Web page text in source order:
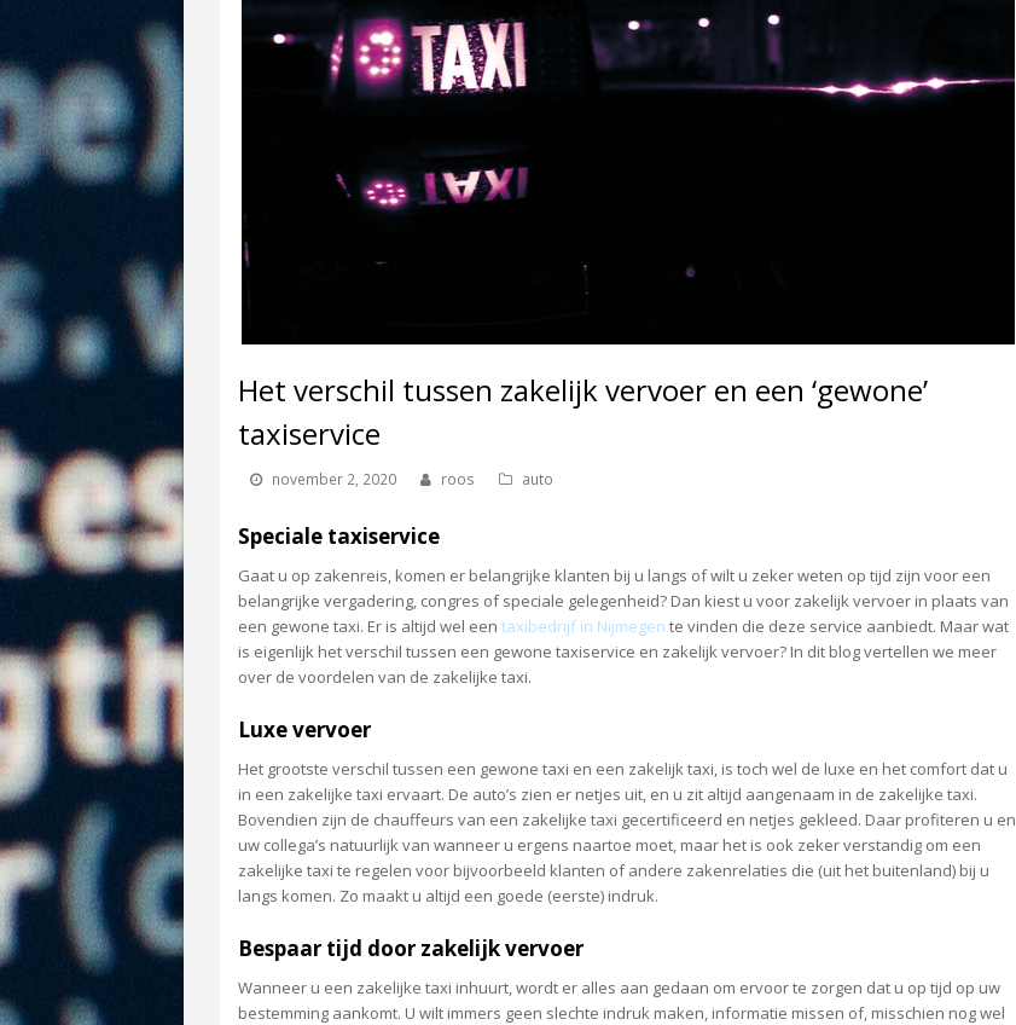
Het verschil tussen zakelijk vervoer en een ‘gewone’
taxiservice
november 2, 2020 roos auto
Speciale taxiservice
Gaat u op zakenreis, komen er belangrijke klanten bij u langs of wilt u zeker weten op tijd zijn voor een
belangrijke vergadering, congres of speciale gelegenheid? Dan kiest u voor zakelijk vervoer in plaats van
een gewone taxi. Er is altijd wel een taxibedrijf in Nijmegen te vinden die deze service aanbiedt. Maar wat
is eigenlijk het verschil tussen een gewone taxiservice en zakelijk vervoer? In dit blog vertellen we meer
over de voordelen van de zakelijke taxi.
Luxe vervoer
Het grootste verschil tussen een gewone taxi en een zakelijk taxi, is toch wel de luxe en het comfort dat u
in een zakelijke taxi ervaart. De auto’s zien er netjes uit, en u zit altijd aangenaam in de zakelijke taxi.
Bovendien zijn de chauffeurs van een zakelijke taxi gecertificeerd en netjes gekleed. Daar profiteren u en
uw collega’s natuurlijk van wanneer u ergens naartoe moet, maar het is ook zeker verstandig om een
zakelijke taxi te regelen voor bijvoorbeeld klanten of andere zakenrelaties die (uit het buitenland) bij u
langs komen. Zo maakt u altijd een goede (eerste) indruk.
Bespaar tijd door zakelijk vervoer
Wanneer u een zakelijke taxi inhuurt, wordt er alles aan gedaan om ervoor te zorgen dat u op tijd op uw
bestemming aankomt. U wilt immers geen slechte indruk maken, informatie missen of, misschien nog wel